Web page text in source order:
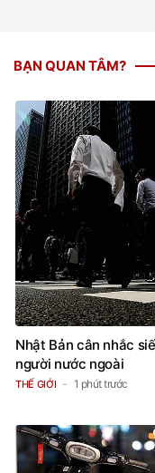
BẠN QUAN TÂM?
Nhật Bản cân nhắc
người nước ngoài
THẾ GIỚI 1 phút trước